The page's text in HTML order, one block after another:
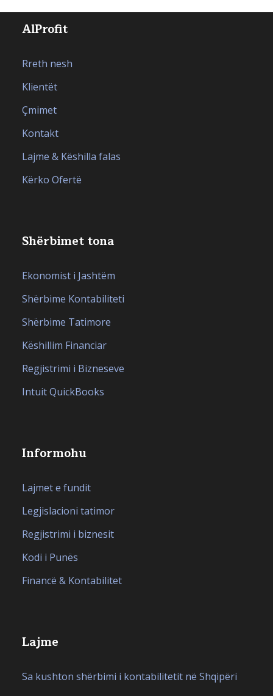
AlProfit
Rreth nesh
Klientët
Çmimet
Kontakt
Lajme & Këshilla falas
Kërko Ofertë
Shërbimet tona
Ekonomist i Jashtëm
Shërbime Kontabiliteti
Shërbime Tatimore
Këshillim Financiar
Regjistrimi i Bizneseve
Intuit QuickBooks
Informohu
Lajmet e fundit
Legjislacioni tatimor
Regjistrimi i biznesit
Kodi i Punës
Financë & Kontabilitet
Lajme
Sa kushton shërbimi i kontabilitetit në Shqipëri